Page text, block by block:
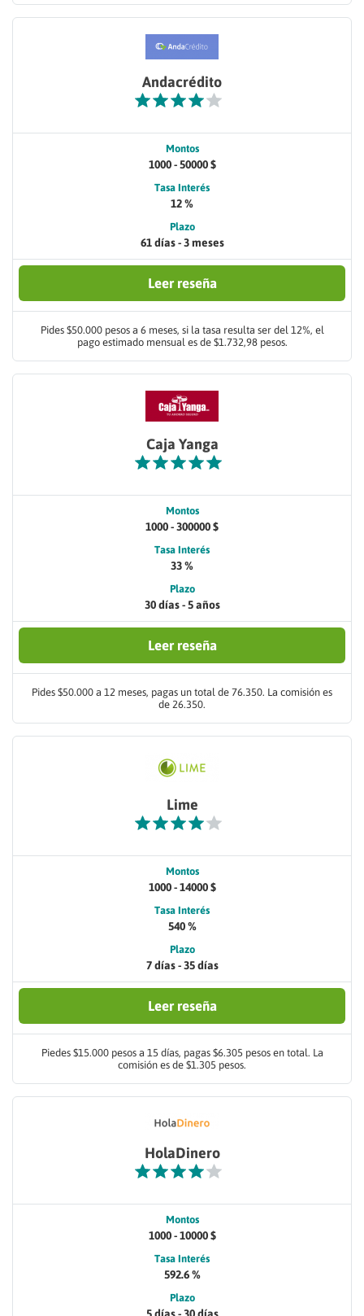
Andacrédito
Montos
1000 - 50000 $
Tasa Interés
12 %
Plazo
61 días - 3 meses
Leer reseña
Pides $50.000 pesos a 6 meses, si la tasa resulta ser del 12%, el
pago estimado mensual es de $1.732,98 pesos.
Caja Yanga
Montos
1000 - 300000 $
Tasa Interés
33 %
Plazo
30 días - 5 años
Leer reseña
Pides $50.000 a 12 meses, pagas un total de 76.350. La comisión es
de 26.350.
Lime
Montos
1000 - 14000 $
Tasa Interés
540 %
Plazo
7 días - 35 días
Leer reseña
Piedes $15.000 pesos a 15 días, pagas $6.305 pesos en total. La
comisión es de $1.305 pesos.
HolaDinero
Montos
1000 - 10000 $
Tasa Interés
592.6 %
Plazo